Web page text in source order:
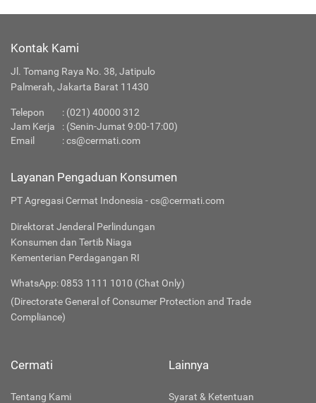
Kontak Kami
Jl. Tomang Raya No. 38, Jatipulo
Palmerah, Jakarta Barat 11430
Telepon : (021) 40000 312
Jam Kerja
: (Senin-Jumat 9:00-17:00)
Email
:cs@cermati.com
Layanan Pengaduan Konsumen
PT Agregasi Cermat Indonesia - cs@cermati.com
Direktorat Jenderal Perlindungan
Konsumen dan Tertib Niaga
Kementerian Perdagangan RI
WhatsApp: 0853 1111 1010 (Chat Only)
(Directorate General of Consumer Protection and Trade
Compliance)
Cermati
Tentang Kami
Lainnya
Syarat & Ketentuan